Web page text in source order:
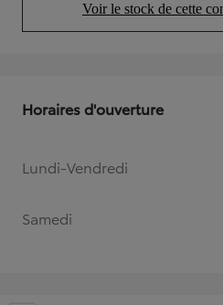
Voir le stock de cette
(Opens
Horaires d'ouverture
Lundi-Vendredi
Samedi